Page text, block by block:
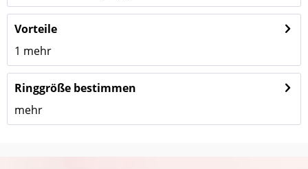
Vorteile
1 mehr
Ringgröße bestimmen
mehr